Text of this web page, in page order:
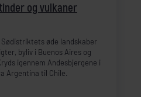
og vulkaner
Sødistriktets øde landskaber
byliv i Buenos Aires og
igennem Andesbjergene i
Argentina til Chile.